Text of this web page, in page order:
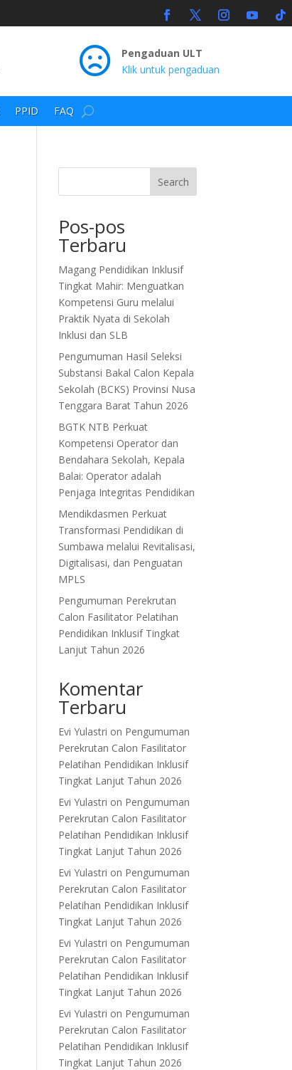

Pengaduan ULT
Klik untuk pengaduan
PPID FAQ
Search
Pos-pos
Terbaru
Magang Pendidikan Inklusif
Tingkat Mahir: Menguatkan
Kompetensi Guru melalui
Praktik Nyata di Sekolah
Inklusi dan SLB
Pengumuman Hasil Seleksi
Substansi Bakal Calon Kepala
Sekolah (BCKS) Provinsi Nusa
Tenggara Barat Tahun 2026
BGTK NTB Perkuat
Kompetensi Operator dan
Bendahara Sekolah, Kepala
Balai: Operator adalah
Penjaga Integritas Pendidikan
Mendikdasmen Perkuat
Transformasi Pendidikan di
Sumbawa melalui Revitalisasi,
Digitalisasi, dan Penguatan
MPLS
Pengumuman Perekrutan
Calon Fasilitator Pelatihan
Pendidikan Inklusif Tingkat
Lanjut Tahun 2026
Komentar
Terbaru
Evi Yulastri on Pengumuman
Perekrutan Calon Fasilitator
Pelatihan Pendidikan Inklusif
Tingkat Lanjut Tahun 2026
Evi Yulastri on Pengumuman
Perekrutan Calon Fasilitator
Pelatihan Pendidikan Inklusif
Tingkat Lanjut Tahun 2026
Evi Yulastri on Pengumuman
Perekrutan Calon Fasilitator
Pelatihan Pendidikan Inklusif
Tingkat Lanjut Tahun 2026
Evi Yulastri on Pengumuman
Perekrutan Calon Fasilitator
Pelatihan Pendidikan Inklusif
Tingkat Lanjut Tahun 2026
Evi Yulastri on Pengumuman
Perekrutan Calon Fasilitator
Pelatihan Pendidikan Inklusif
Tingkat Lanjut Tahun 2026